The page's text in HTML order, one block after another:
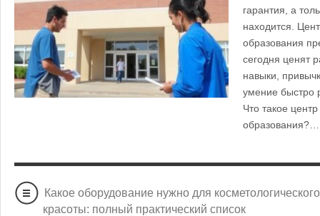
гарантия, а
находится.
образования
сегодня ценят
навыки,
умение быстро
Что такое
Какое оборудование нужно для
красоты: полный практический список